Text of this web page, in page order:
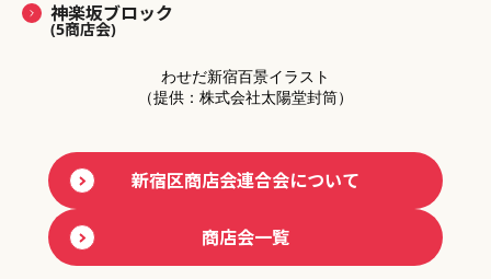
神楽坂ブロック
(5商店会)
わせだ新宿百景イラスト
（提供：株式会社太陽堂封筒）
新宿区商店会連合会について
商店会一覧